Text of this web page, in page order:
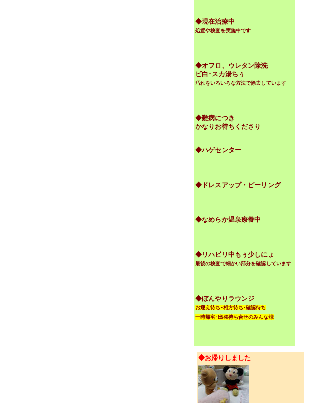
◆現在治療中
処置や検査を実施中です
◆オフロ、ウレタン除洗
ビ白･スカ湯ちぅ
汚れをいろいろな方法で除去しています
◆難病につき
かなりお待ちくださり
◆ハゲセンター
◆ドレスアップ・ピーリング
◆なめらか温泉療養中
◆リハビリ中もぅ少しにょ
最後の検査で細かい部分を確認しています
◆ぼんやりラウンジ
お迎え待ち･相方待ち･確認待ち
一時帰宅･出発待ち合せのみんな様
◆お帰りしました